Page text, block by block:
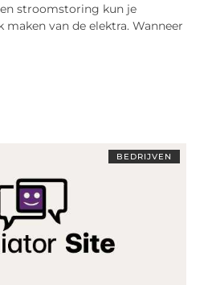
stroomstoring kun je
van de elektra. Wanneer
BEDRIJVEN